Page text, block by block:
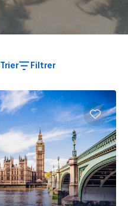
Trier Filtrer